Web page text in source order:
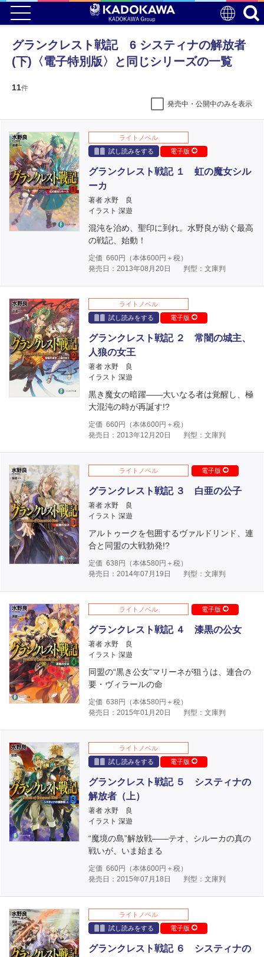
グランクレスト戦記 6 システィナの解放者
(下)〈電子特別版〉と同じシリーズの一覧
11件
発売中・公開中のみを表示
ライトノベル
試し読みをする
電子版
グランクレスト戦記 １ 虹の魔女シル
ーカ
著者 水野 良
イラスト 深遊
混沌を治め、聖印に到れ。水野良が紡ぐ最高
の戦記、始動！
定価 660円（本体600円＋税）
発売日：2013年08月20日
判型：文庫判
ライトノベル
試し読みをする
電子版
グランクレスト戦記 ２ 常闇の城主、
人狼の女王
著者 水野 良
イラスト 深遊
黒き魔女の暗躍――大いなる者は覚醒し、極
大混沌の時が再誕す!?
定価 660円（本体600円＋税）
発売日：2013年12月20日
判型：文庫判
ライトノベル 電子版
グランクレスト戦記 ３ 白亜の公子
著者 水野 良
イラスト 深遊
アルトゥークを包囲するヴァルドリンド、連
合と同盟の大戦勃発!?
定価 638 円（本体580円＋税）
発売日：2014年07月19日
判型：文庫判
ライトノベル 電子版
グランクレスト戦記 ４ 漆黒の公女
著者 水野 良
イラスト 深遊
同盟の“黒き公女”マリーネが狙うは、連合の
要・ヴィラールの命
定価 638 円（本体580円＋税）
発売日：2015年01月20日
判型：文庫判
ライトノベル
試し読みをする
電子版
グランクレスト戦記 ５ システィナの
解放者（上）
著者 水野 良
イラスト 深遊
“魔境の島”解放戦――テオ、シルーカの真の
戦いが、いま始まる
定価 660円（本体600円＋税）
発売日：2015年07月18日
判型：文庫判
ライトノベル
試し読みをする
電子版
グランクレスト戦記 ６ システィナの